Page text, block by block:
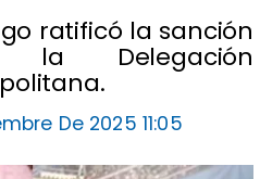
ratificó la sanción
la Delegación
De 2025 11:05